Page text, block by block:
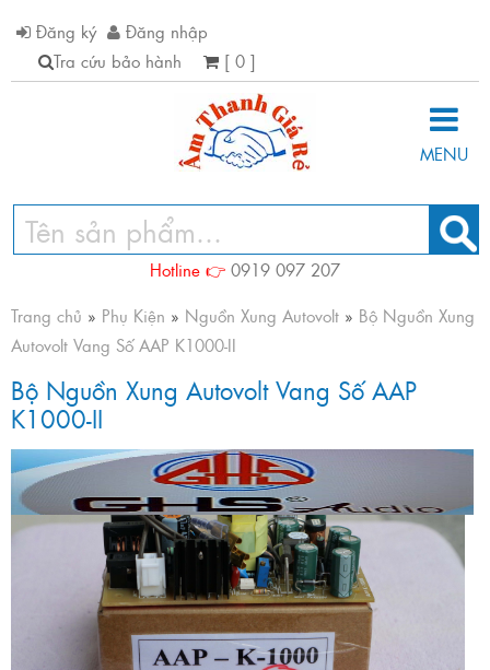
Đăng ký
Đăng nhập
Tra cứu bảo hành
[ 0 ]
MENU
Hotline 👉 0919 097 207
Trang chủ » Phụ Kiện » Nguồn Xung Autovolt » Bộ Nguồn Xung
Autovolt Vang Số AAP K1000-II
Bộ Nguồn Xung Autovolt Vang Số AAP
K1000-II